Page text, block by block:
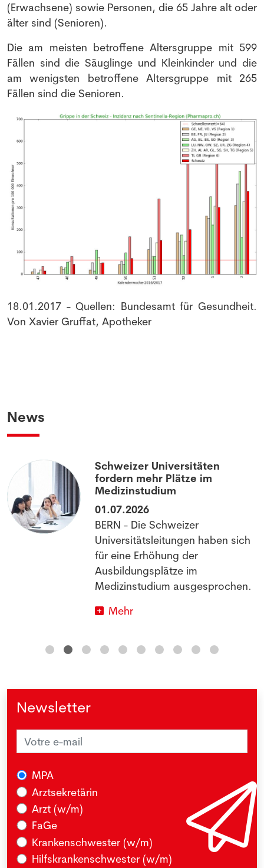
(Erwachsene) sowie Personen, die 65 Jahre alt oder
älter sind (Senioren).
Die am meisten betroffene Altersgruppe mit 599
Fällen sind die Säuglinge und Kleinkinder und die
am wenigsten betroffene Altersgruppe mit 265
Fällen sind die Senioren.
18.01.2017 - Quellen: Bundesamt für Gesundheit.
Von Xavier Gruffat, Apotheker
News
Schweizer Universitäten
fordern mehr Plätze im
Medizinstudium
01.07.2026
BERN - Die Schweizer
Universitätsleitungen haben sich
für eine Erhöhung der
Ausbildungsplätze im
Medizinstudium ausgesprochen.
Mehr
Newsletter
MPA
Arztsekretärin
Arzt (w/m)
FaGe
Krankenschwester (w/m)
Hilfskrankenschwester (w/m)